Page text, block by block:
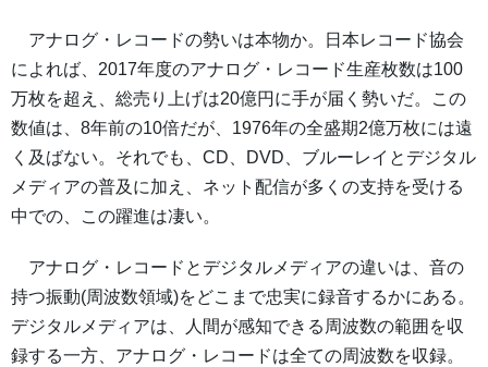
アナログ・レコードの勢いは本物か。日本レコード協会
によれば、2017年度のアナログ・レコード生産枚数は100
万枚を超え、総売り上げは20億円に手が届く勢いだ。この
数値は、8年前の10倍だが、1976年の全盛期2億万枚には遠
く及ばない。それでも、CD、DVD、ブルーレイとデジタル
メディアの普及に加え、ネット配信が多くの支持を受ける
中での、この躍進は凄い。
アナログ・レコードとデジタルメディアの違いは、音の
持つ振動(周波数領域)をどこまで忠実に録音するかにある。
デジタルメディアは、人間が感知できる周波数の範囲を収
録する一方、アナログ・レコードは全ての周波数を収録。